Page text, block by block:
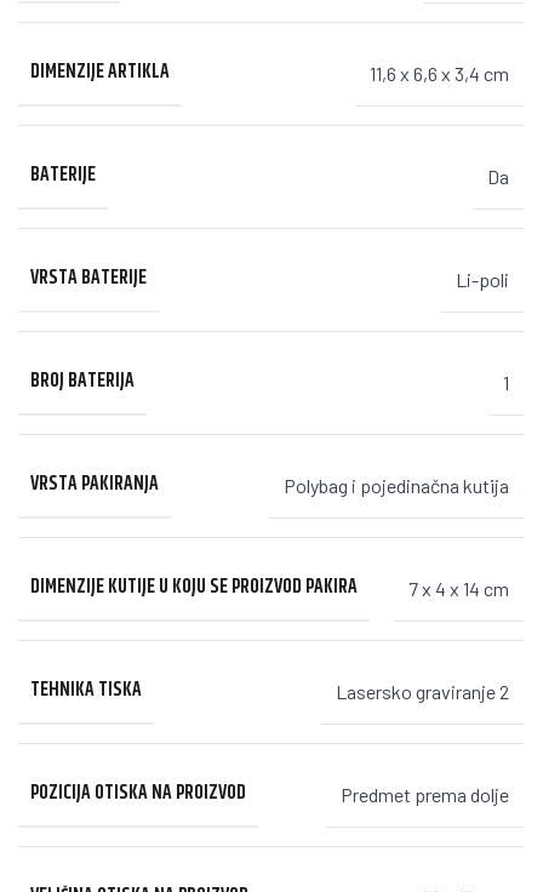
DIMENZIJE ARTIKLA 11,6 x 6,6 x 3,4 cm
BATERIJE Da
VRSTA BATERIJE Li-poli
BROJ BATERIJA 1
VRSTA PAKIRANJA Polybag i pojedinačna kutija
DIMENZIJE KUTIJE U KOJU SE PROIZVOD PAKIRA 7 x 4 x 14 cm
TEHNIKA TISKA Lasersko graviranje 2
POZICIJA OTISKA NA PROIZVOD Predmet prema dolje